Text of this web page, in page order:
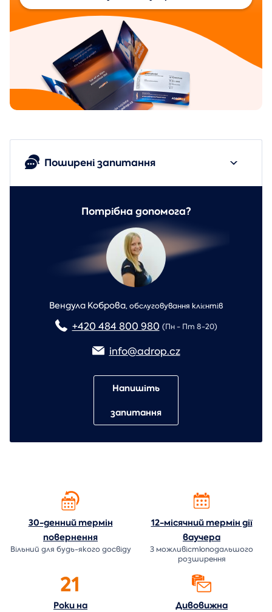
Поширені запитання
Потрібна допомога?
Вендула Коброва,обслуговування клієнтів
+420 484 800 980 (Пн - Пт 8-20)
info@adrop.cz
Напишіть
запитання
30-денний термін
повернення
Вільний для будь-якого досвіду
12-місячний термін дії
ваучера
З можливістюподальшого
розширення
21
Роки на
Дивовижна